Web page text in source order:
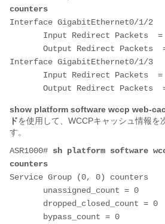
counters
Interface GigabitEthernet0/1/2
Interface GigabitEthernet0/1/3
show platform software wccp web-
ドを使用して、WCCPキャッシュ情報を
す。
ASR1000# sh platform software
counters
Service Group (0, 0) counters